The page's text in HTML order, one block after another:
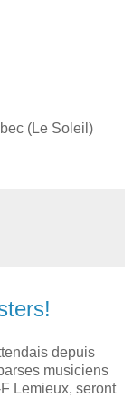
(Le Soleil)
depuis
musiciens
Lemieux, seront